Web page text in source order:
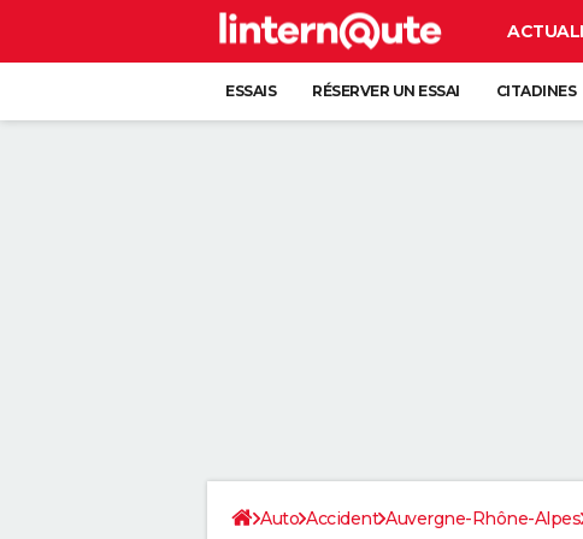
ESSAIS RÉSERVER UN ESSAI CITADINES
Auto Accident Auvergne-Rhône-Alpes